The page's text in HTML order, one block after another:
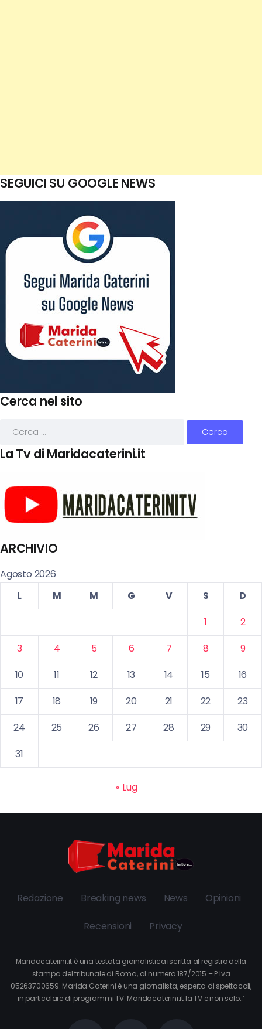
SEGUICI SU GOOGLE NEWS
Cerca nel sito
La Tv di Maridacaterini.it
ARCHIVIO
Agosto 2026
L
M M G V S
D
1
2
3
4 5 6 7 8
9
10
11 12 13 14 15
16
17
18 19 20 21 22
23
24
25 26 27 28 29
30
31
« Lug
Redazione Breaking news News Opinioni
Recensioni Privacy
Maridacaterini.it è una testata giornalistica iscritta al registro della
stampa del tribunale di Roma, al numero 187/2015 – P.Iva
05263700659. Marida Caterini è una giornalista, esperta di spettacoli,
in particolare di programmi TV. Maridacaterini.it la TV e non solo…’